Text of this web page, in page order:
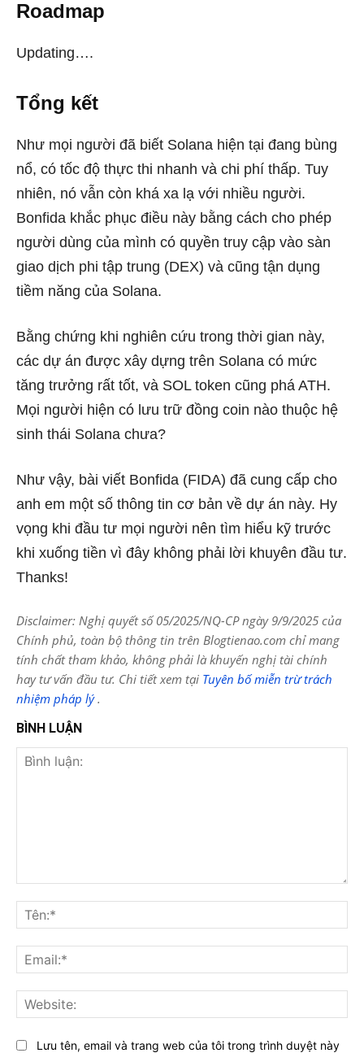
Roadmap
Updating….
Tổng kết
Như mọi người đã biết Solana hiện tại đang bùng
nổ, có tốc độ thực thi nhanh và chi phí thấp. Tuy
nhiên, nó vẫn còn khá xa lạ với nhiều người.
Bonfida khắc phục điều này bằng cách cho phép
người dùng của mình có quyền truy cập vào sàn
giao dịch phi tập trung (DEX) và cũng tận dụng
tiềm năng của Solana.
Bằng chứng khi nghiên cứu trong thời gian này,
các dự án được xây dựng trên Solana có mức
tăng trưởng rất tốt, và SOL token cũng phá ATH.
Mọi người hiện có lưu trữ đồng coin nào thuộc hệ
sinh thái Solana chưa?
Như vậy, bài viết Bonfida (FIDA) đã cung cấp cho
anh em một số thông tin cơ bản về dự án này. Hy
vọng khi đầu tư mọi người nên tìm hiểu kỹ trước
khi xuống tiền vì đây không phải lời khuyên đầu tư.
Thanks!
Disclaimer: Nghị quyết số 05/2025/NQ-CP ngày 9/9/2025 của
Chính phủ, toàn bộ thông tin trên Blogtienao.com chỉ mang
tính chất tham khảo, không phải là khuyến nghị tài chính
hay tư vấn đầu tư. Chi tiết xem tại Tuyên bố miễn trừ trách
nhiệm pháp lý.
BÌNH LUẬN
luận:
Lưu tên, email và trang web của tôi trong trình duyệt này